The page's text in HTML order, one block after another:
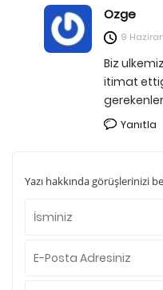
Ozge
9
Biz
itimat
Yanıtla
Yazı hakkında görüşlerinizi